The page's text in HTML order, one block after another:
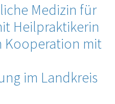
Medizin für
Heilpraktikerin
Kooperation mit
im Landkreis